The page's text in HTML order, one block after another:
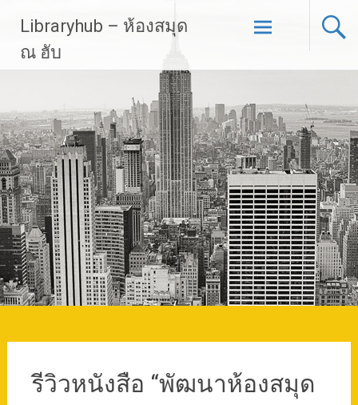
content
Libraryhub – ห้องสมุด
ณ ฮับ
รีวิวหนังสือ “พัฒนาห้องสมุด